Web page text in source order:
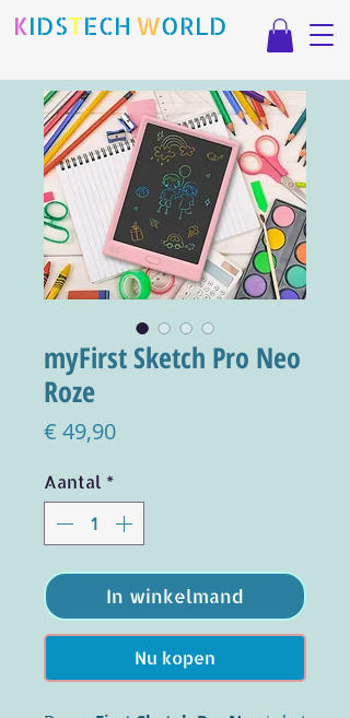
KIDSTECH WORLD
myFirst Sketch Pro Neo
Roze
€ 49,90Prijs
Aantal *
In winkelmand
Nu kopen